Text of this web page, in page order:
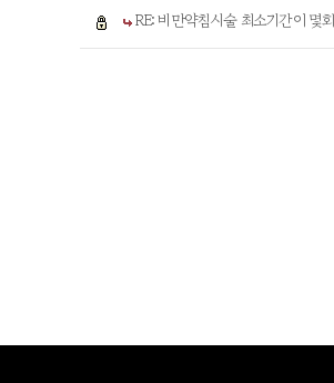
RE: 비만약침시술 최소기간이 몇